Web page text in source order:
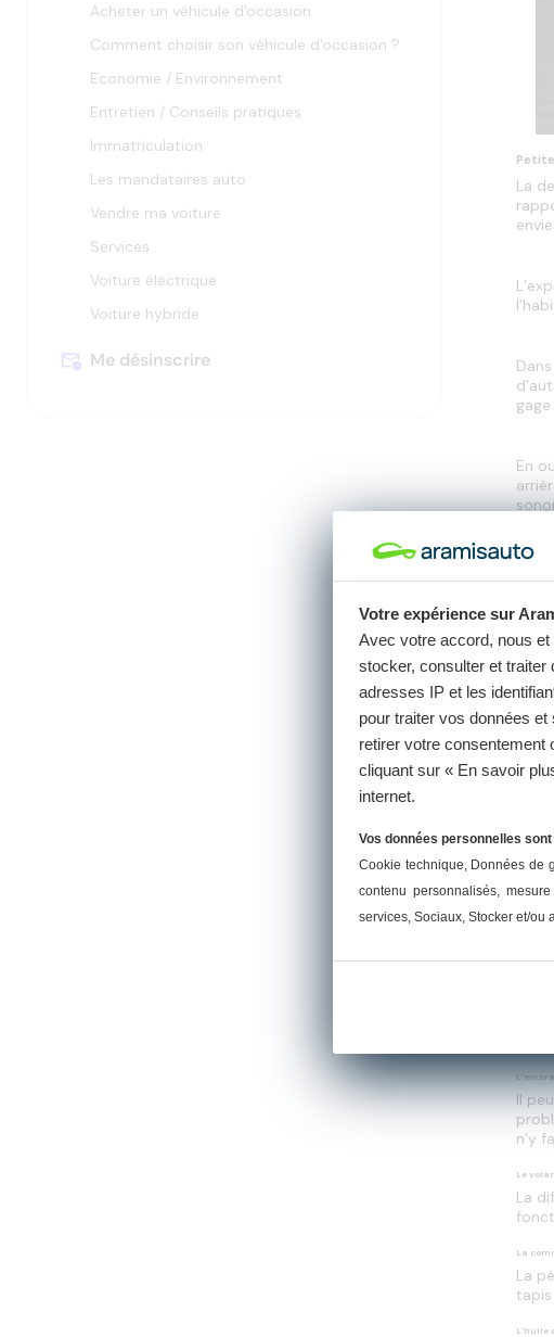
Votre expérience sur
Avec votre accord, nous et
stocker, consulter et traiter
adresses IP et les
pour traiter vos données
retirer votre consentement
cliquant sur « En savoir
internet.
Vos données personnelles
Cookie technique , Données de
contenu personnalisés,
services , Sociaux , Stocker et/
pour
afficher
sous-
catégories
Acheter un véhicule d'occasion
pour
afficher
sous-
catégories
Comment choisir son véhicule d'occasion ?
pour
afficher
sous-
catégories
Economie / Environnement
pour
afficher
sous-
catégories
Entretien / Conseils pratiques
Immatriculation
pour
afficher
sous-
catégories
Les mandataires auto
pour
afficher
sous-
catégories
Vendre ma voiture
pour
afficher
sous-
catégories
Services
pour
afficher
sous-
Voiture électrique
pour
les
Voiture hybride
pourMe désinscrire
La
En
un
puis
Si
La
Que
En
La
Il
n’y
Le
La
La
La
L’huile